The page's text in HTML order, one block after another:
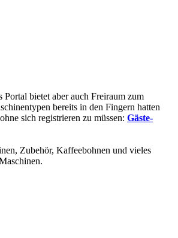
bietet aber auch Freiraum zum
bereits in den Fingern hatten
sich registrieren zu müssen: Gäste-
Zubehör, Kaffeebohnen und vieles